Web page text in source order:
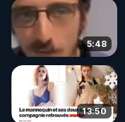
5:48
13:50